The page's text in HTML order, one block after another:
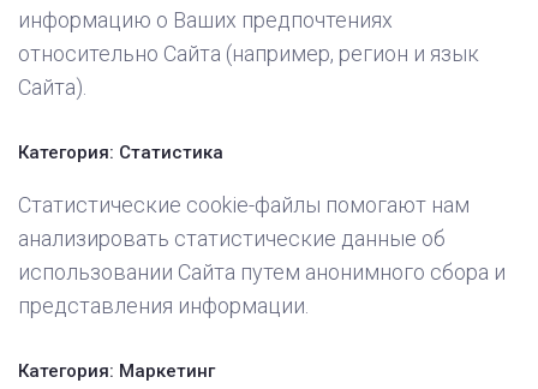
информацию о Ваших предпочтениях
относительно Сайта (например, регион и язык
Сайта).
Категория: Статистика
Статистические cookie-файлы помогают нам
анализировать статистические данные об
использовании Сайта путем анонимного сбора и
представления информации.
Категория: Маркетинг